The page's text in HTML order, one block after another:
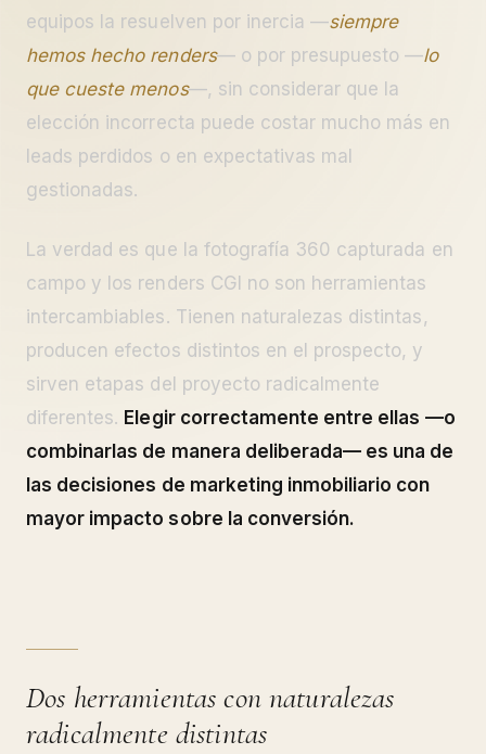
equipos la resuelven por inercia —siempre
hemos hecho renders— o por presupuesto —lo
que cueste menos—, sin considerar que la
elección incorrecta puede costar mucho más en
leads perdidos o en expectativas mal
gestionadas.
La verdad es que la fotografía 360 capturada en
campo y los renders CGI no son herramientas
intercambiables. Tienen naturalezas distintas,
producen efectos distintos en el prospecto, y
sirven etapas del proyecto radicalmente
diferentes. Elegir correctamente entre ellas —o
combinarlas de manera deliberada— es una de
las decisiones de marketing inmobiliario con
mayor impacto sobre la conversión.
Dos herramientas con naturalezas
radicalmente distintas